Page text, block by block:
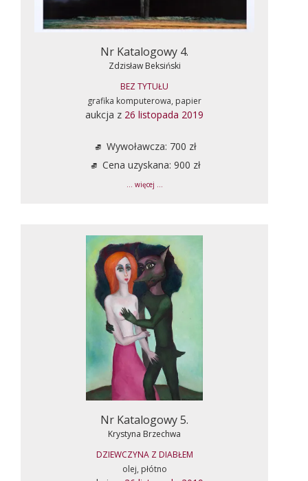
Nr Katalogowy 4.
Zdzisław Beksiński
BEZ TYTUŁU
grafika komputerowa, papier
aukcja z 26 listopada 2019
Wywoławcza: 700 zł
Cena uzyskana: 900 zł
... więcej ...
Nr Katalogowy 5.
Krystyna Brzechwa
DZIEWCZYNA Z DIABŁEM
olej, płótno